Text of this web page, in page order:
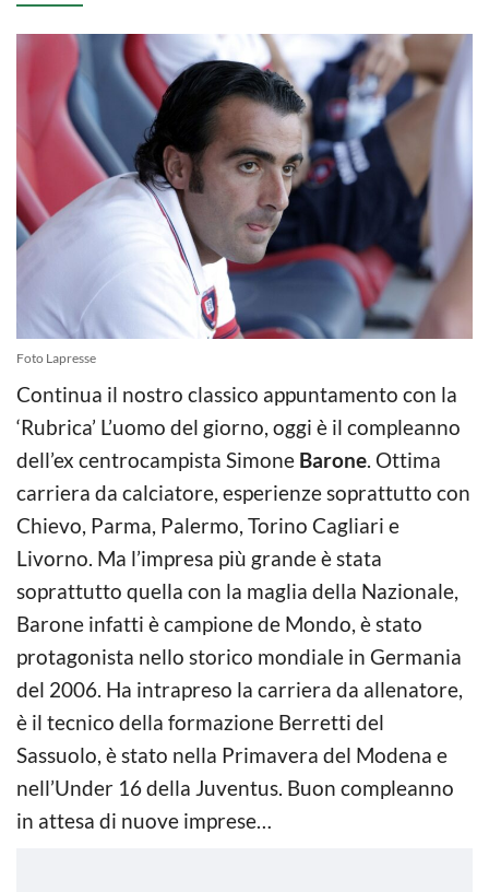
Foto Lapresse
Continua il nostro classico appuntamento con la
‘Rubrica’ L’uomo del giorno, oggi è il compleanno
dell’ex centrocampista Simone Barone. Ottima
carriera da calciatore, esperienze soprattutto con
Chievo, Parma, Palermo, Torino Cagliari e
Livorno. Ma l’impresa più grande è stata
soprattutto quella con la maglia della Nazionale,
Barone infatti è campione de Mondo, è stato
protagonista nello storico mondiale in Germania
del 2006. Ha intrapreso la carriera da allenatore,
è il tecnico della formazione Berretti del
Sassuolo, è stato nella Primavera del Modena e
nell’Under 16 della Juventus. Buon compleanno
in attesa di nuove imprese…